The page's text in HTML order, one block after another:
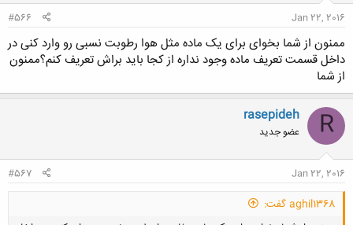
Jan 22, 2016
#566
ممنون از شما بخوای برای یک ماده مثل هوا رطوبت نسبی رو وارد کنی در
داخل قسمت تعریف ماده وجود نداره از کجا باید براش تعریف کنم؟ممنون
از شما
R
rasepideh
عضو جدید
Jan 22, 2016
#567
aghil1368 گفت: